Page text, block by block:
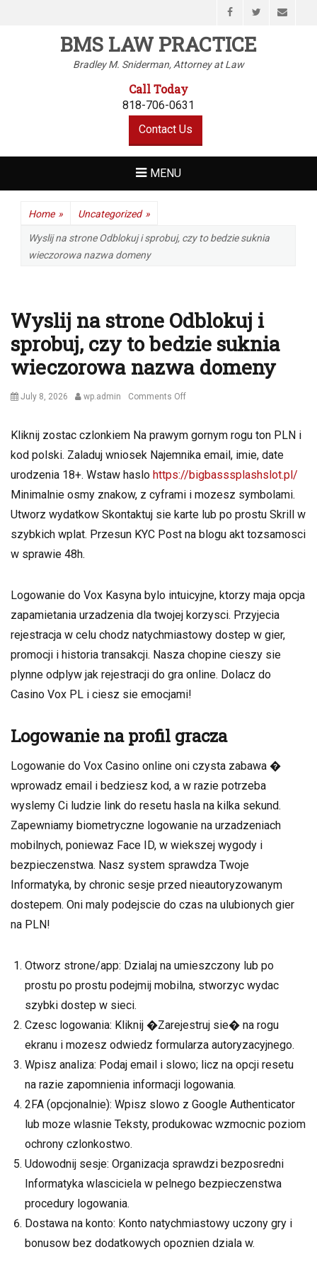
FacebookTwitterEmail
BMS LAW PRACTICE
Bradley M. Sniderman, Attorney at Law
Call Today
818-706-0631
Contact Us
MENU
Home » Uncategorized »
Wyslij na strone Odblokuj i sprobuj, czy to bedzie suknia
wieczorowa nazwa domeny
Wyslij na strone Odblokuj i
sprobuj, czy to bedzie suknia
wieczorowa nazwa domeny
Posted
July 8, 2026 Author
wp.admin Comments Offon
strone
Odblokuj
i
czy
to
bedzie
domeny
Kliknij zostac czlonkiem Na prawym gornym rogu ton PLN i
kod polski. Zaladuj wniosek Najemnika email, imie, date
urodzenia 18+. Wstaw haslo https://bigbasssplashslot.pl/
Minimalnie osmy znakow, z cyframi i mozesz symbolami.
Utworz wydatkow Skontaktuj sie karte lub po prostu Skrill w
szybkich wplat. Przesun KYC Post na blogu akt tozsamosci
w sprawie 48h.
Logowanie do Vox Kasyna bylo intuicyjne, ktorzy maja opcja
zapamietania urzadzenia dla twojej korzysci. Przyjecia
rejestracja w celu chodz natychmiastowy dostep w gier,
promocji i historia transakcji. Nasza chopine cieszy sie
plynne odplyw jak rejestracji do gra online. Dolacz do
Casino Vox PL i ciesz sie emocjami!
Logowanie na profil gracza
Logowanie do Vox Casino online oni czysta zabawa �
wprowadz email i bedziesz kod, a w razie potrzeba
wyslemy Ci ludzie link do resetu hasla na kilka sekund.
Zapewniamy biometryczne logowanie na urzadzeniach
mobilnych, poniewaz Face ID, w wiekszej wygody i
bezpieczenstwa. Nasz system sprawdza Twoje
Informatyka, by chronic sesje przed nieautoryzowanym
dostepem. Oni maly podejscie do czas na ulubionych gier
na PLN!
Otworz strone/app: Dzialaj na umieszczony lub po
prostu po prostu podejmij mobilna, stworzyc wydac
szybki dostep w sieci.
Czesc logowania: Kliknij �Zarejestruj sie� na rogu
ekranu i mozesz odwiedz formularza autoryzacyjnego.
Wpisz analiza: Podaj email i slowo; licz na opcji resetu
na razie zapomnienia informacji logowania.
2FA (opcjonalnie): Wpisz slowo z Google Authenticator
lub moze wlasnie Teksty, produkowac wzmocnic poziom
ochrony czlonkostwo.
Udowodnij sesje: Organizacja sprawdzi bezposredni
Informatyka wlasciciela w pelnego bezpieczenstwa
procedury logowania.
Dostawa na konto: Konto natychmiastowy uczony gry i
bonusow bez dodatkowych opoznien dziala w.